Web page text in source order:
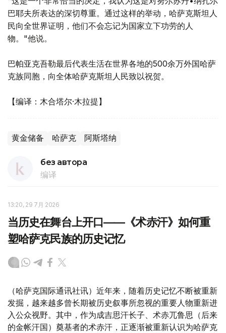
巴耶夫所表达的深切尊重。通过这样的举动，哈萨克斯坦人
民向全世界证明，他们不会忘记为国家立下功劳的人
物。"他说。
巴帕亚克吾勒最后代表生活在世界各地的500余万外国哈萨
克族同胞，向全体哈萨克斯坦人民致以祝贺。
【编译：木合塔尔·木拉提】
黄金储备 哈萨克 阿斯塔纳
без автора
编译
13:20, 29 7月 2026
当历史在舞台上开口——《术赤汗》如何重
塑哈萨克民族的历史记忆
（哈萨克国际通讯社讯）近年来，随着历史记忆不断被重新
发掘，越来越多曾长期被历史叙事所忽视的重要人物重新进
入公众视野。其中，作为成吉思汗长子、术赤兀鲁思（后来
的金帐汗国）奠基者的术赤汗，正逐渐被重新认识为哈萨克